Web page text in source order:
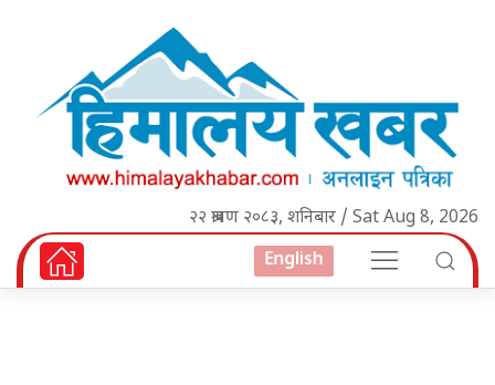
२२ श्रावण २०८३, शनिबार / Sat Aug 8, 2026
English